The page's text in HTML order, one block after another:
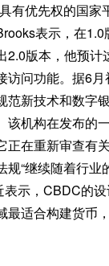
有优先权的国家
表示，在1.0
2.0版本，他预计
访问功能。据6
范新技术和数字
该机构在发布的
正在重新审查有
“继续随着行业
示，CBDC的
最适合构建货币